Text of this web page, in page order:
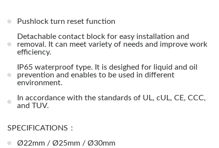
Pushlock turn reset function
Detachable contact block for easy installation and
removal. It can meet variety of needs and improve work
efficiency.
IP65 waterproof type. It is desighed for liquid and oil
prevention and enables to be used in different
environment.
In accordance with the standards of UL, cUL, CE, CCC,
and TUV.
SPECIFICATIONS：
Ø22mm / Ø25mm / Ø30mm